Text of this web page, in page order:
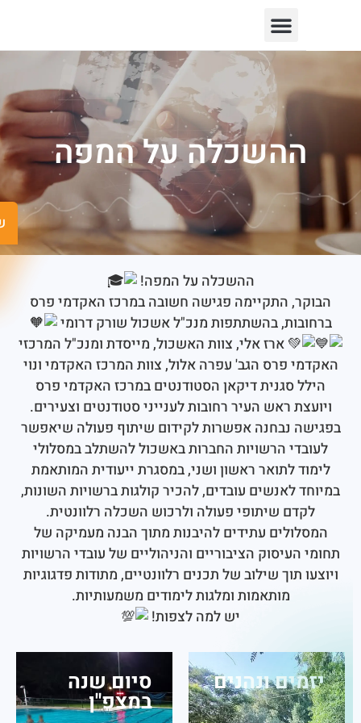
שישים
ההשכלה על המפה
ההשכלה על המפה!
התקיימה פגישה חשובה במרכז האקדמי פרס
בהשתתפות מנכ"ל אשכול שורק דרומי
ארז אלי, צוות האשכול, מייסדת ומנכ"ל המרכזי
פרס הגב' עפרה אלול, צוות המרכז האקדמי ונוי
סגנית דיקאן הסטודנטים במרכז האקדמי פרס
ראש העיר רחובות לענייני סטודנטים וצעירים.
נבחנה אפשרות לקידום שיתוף פעולה שיאפשר
הרשויות החברות באשכול להשתלב במסלולי
לתואר ראשון ושני, במסגרת ייעודית המותאמת
לאנשים עובדים, להכיר קולגות ברשויות השונות,
שיתופי פעולה ולרכוש השכלה רלוונטית.
עתידים להיבנות מתוך הבנה מעמיקה של
הציבוריים והניהוליים של עובדי הרשויות
תוך שילוב של תכנים רלוונטיים, מתודות פדגוגיות
מותאמות ומלגות לימודים משמעותיות.
יש למה לצפות!
ונהנים סיום שנה
במצפ"ן